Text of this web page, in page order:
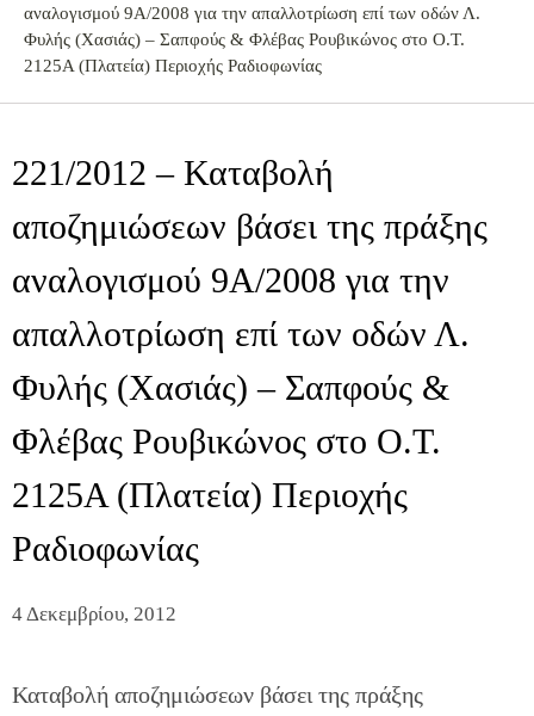
αναλογισμού 9Α/2008 για την απαλλοτρίωση επί των οδών Λ.
Φυλής (Χασιάς) – Σαπφούς & Φλέβας Ρουβικώνος στο Ο.Τ.
2125Α (Πλατεία) Περιοχής Ραδιοφωνίας
221/2012 – Καταβολή
αποζημιώσεων βάσει της πράξης
αναλογισμού 9Α/2008 για την
απαλλοτρίωση επί των οδών Λ.
Φυλής (Χασιάς) – Σαπφούς &
Φλέβας Ρουβικώνος στο Ο.Τ.
2125Α (Πλατεία) Περιοχής
Ραδιοφωνίας
4 Δεκεμβρίου, 2012
Καταβολή αποζημιώσεων βάσει της πράξης